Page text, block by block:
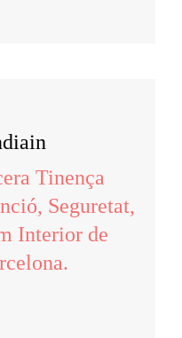
Tinença
Seguretat,
Interior de